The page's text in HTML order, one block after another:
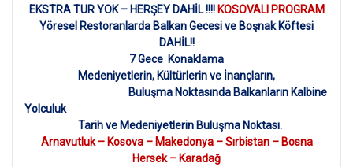
EKSTRA TUR YOK – HERŞEY DAHİL !!!! KOSOVALI PROGRAM
Yöresel Restoranlarda Balkan Gecesi ve Boşnak Köftesi
DAHİL!!
7 Gece Konaklama
Medeniyetlerin, Kültürlerin ve İnançların,
Buluşma Noktasında Balkanların Kalbine
Yolculuk
Tarih ve Medeniyetlerin Buluşma Noktası.
Arnavutluk – Kosova – Makedonya – Sırbistan – Bosna
Hersek – Karadağ